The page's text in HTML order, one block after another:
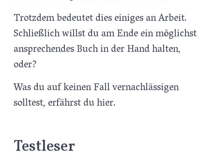
Trotzdem bedeutet dies einiges an Arbeit.
Schließlich willst du am Ende ein möglichst
ansprechendes Buch in der Hand halten,
oder?
Was du auf keinen Fall vernachlässigen
solltest, erfährst du hier.
Testleser